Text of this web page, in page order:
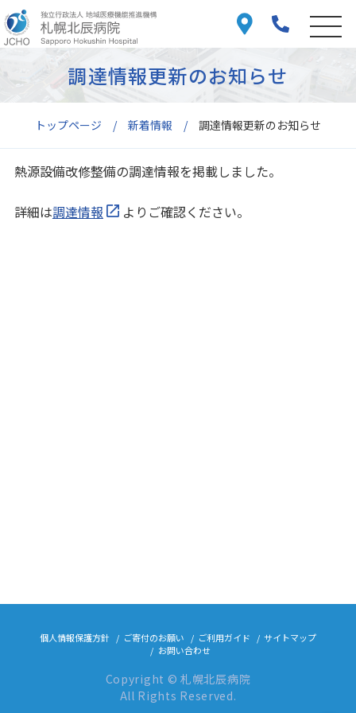
トップページ 新着情報 調達情報更新のお知らせ
調達情報更新のお知らせ
熱源設備改修整備の調達情報を掲載しました。
詳細は調達情報 よりご確認ください。
個人情報保護方針 ご寄付のお願い ご利用ガイド
サイトマップ
お問い合わせ
Copyright © 札幌北辰病院
All Rights Reserved.